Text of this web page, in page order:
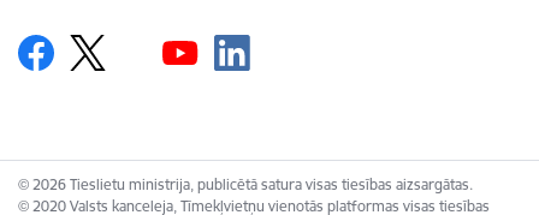
© 2026 Tieslietu ministrija, publicētā satura visas tiesības aizsargātas.
© 2020 Valsts kanceleja, Tīmekļvietņu vienotās platformas visas tiesības